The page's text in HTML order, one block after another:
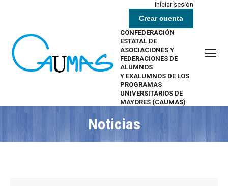
Iniciar sesión
Crear cuenta
CONFEDERACIÓN
ESTATAL DE
ASOCIACIONES Y
FEDERACIONES DE
ALUMNOS
Y EXALUMNOS DE LOS
PROGRAMAS
UNIVERSITARIOS DE
MAYORES (CAUMAS)
Noticias
Estás aquí: